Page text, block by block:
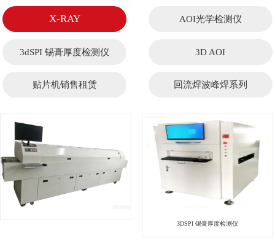
X-RAY AOI光学检测仪
3dSPI 锡膏厚度检测仪 3D AOI
贴片机销售租赁 回流焊波峰焊系列
3DSPI 锡膏厚度检测仪